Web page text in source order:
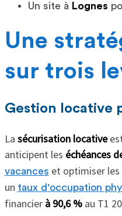
Un site à Lognes
Une
sur trois
Gestion locative
La sécurisation locative
anticipent les échéances
vacances et optimiser les
un taux d'occupation
financier à 90,6 %au T1